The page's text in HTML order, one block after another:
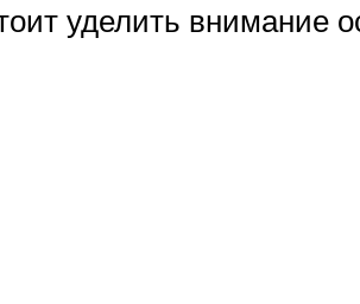
уделить внимание